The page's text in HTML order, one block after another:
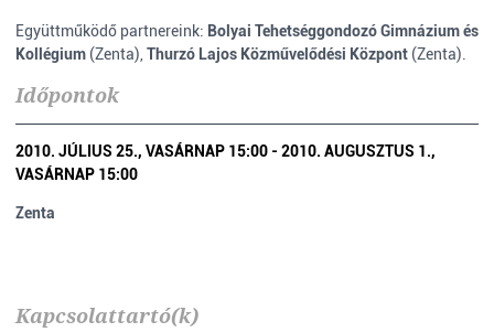
Együttműködő partnereink: Bolyai Tehetséggondozó Gimnázium és
Kollégium (Zenta), Thurzó Lajos Közművelődési Központ (Zenta).
Időpontok
2010. JÚLIUS 25., VASÁRNAP 15:00 - 2010. AUGUSZTUS 1.,
VASÁRNAP 15:00
Zenta
Kapcsolattartó(k)